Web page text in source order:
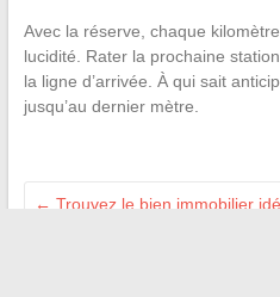
Avec la réserve, chaque
lucidité. Rater la prochaine
la ligne d’arrivée. À qui sait
jusqu’au dernier mètre.
← Trouvez le bien immobilier